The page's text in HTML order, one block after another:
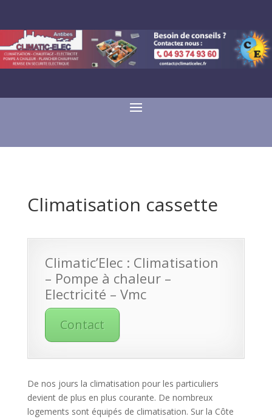
Climatisation cassette
Climatic’Elec : Climatisation
– Pompe à chaleur –
Electricité – Vmc
Contact
De nos jours la climatisation pour les particuliers
devient de plus en plus courante. De nombreux
logements sont équipés de climatisation. Sur la Côte